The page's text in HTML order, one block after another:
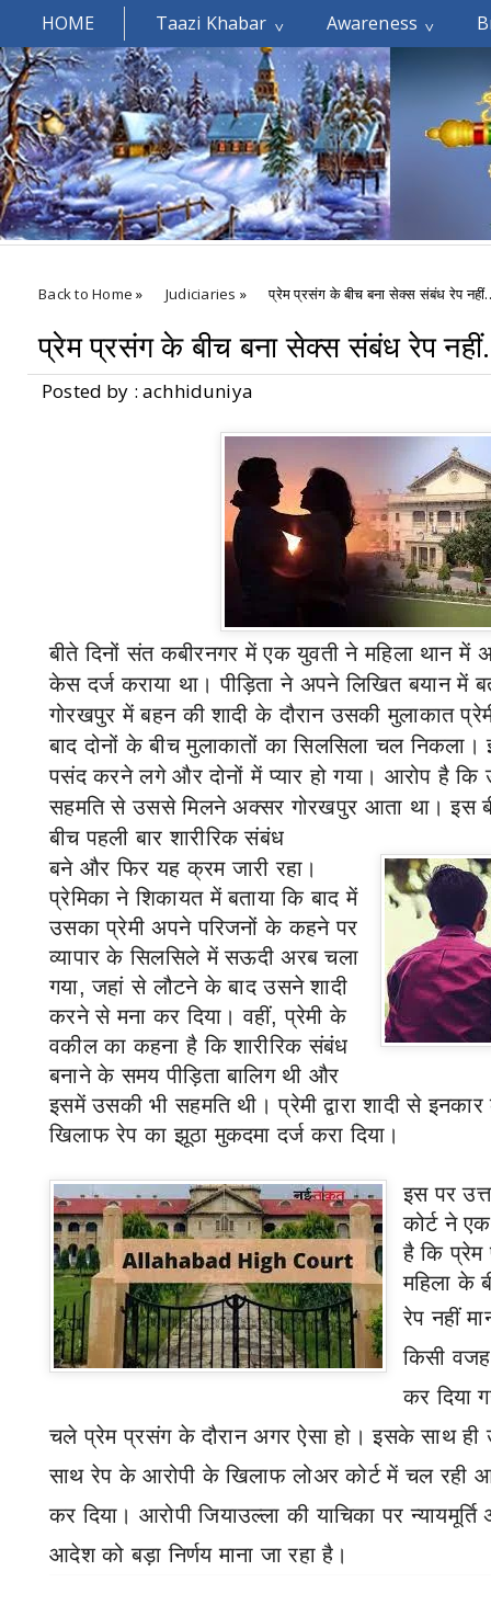
HOME Taazi Khabar Awareness
Welcomes You.....
Back to Home » Judiciaries » प्रेम प्रसंग के बीच बना सेक्स संबंध रेप
प्रेम प्रसंग के बीच बना सेक्स संबंध रेप
Posted by : achhiduniya
बीते दिनोंसंत कबीरनगर में एक युवती ने महिला थान में
केस दर्ज कराया था। पीड़िता ने अपने लिखित बयान में
गोरखपुर में बहन की शादी के दौरान उसकी मुलाकात
बाद दोनों के बीच मुलाकातों का सिलसिला चल
पसंद करने लगे और दोनों में प्यार हो गया। आरोप है कि
सहमति से उससे मिलने अक्सर गोरखपुर आता था। इस
बीच पहली बार शारीरिक संबंध
बने और फिर यह क्रम जारी रहा।
प्रेमिका ने शिकायत में बताया कि बाद में
उसका प्रेमी अपने परिजनों के कहने पर
व्यापार के सिलसिले में सऊदी अरब चला
गया,जहां से लौटने के बाद उसने शादी
करने से मना कर दिया। वहीं,प्रेमी के
वकील का कहना है कि शारीरिक संबंध
बनाने के समय पीड़िता बालिग थी और
इसमें उसकी भी सहमति थी। प्रेमी द्वारा शादी से
खिलाफ रेप का झूठा मुकदमा दर्ज करा दिया।
इस पर
कोर्ट ने
है कि
महिला के
रेप नहीं
किसी
कर दिया
चले प्रेम प्रसंग के दौरान अगर ऐसा हो। इसके साथ ही
साथ रेप के आरोपी के खिलाफ लोअर कोर्ट में चल रही
कर दिया। आरोपी जियाउल्ला की याचिका पर
आदेश को बड़ा निर्णय माना जा रहा है।